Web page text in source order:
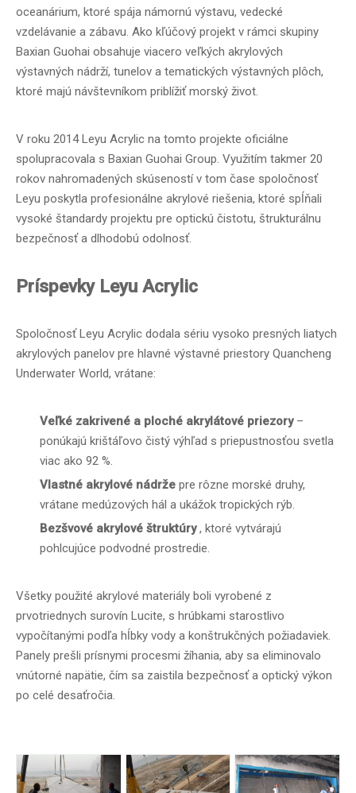
oceanárium, ktoré spája námornú výstavu, vedecké
vzdelávanie a zábavu. Ako kľúčový projekt v rámci skupiny
Baxian Guohai obsahuje viacero veľkých akrylových
výstavných nádrží, tunelov a tematických výstavných plôch,
ktoré majú návštevníkom priblížiť morský život.
V roku 2014 Leyu Acrylic na tomto projekte oficiálne
spolupracovala s Baxian Guohai Group. Využitím takmer 20
rokov nahromadených skúseností v tom čase spoločnosť
Leyu poskytla profesionálne akrylové riešenia, ktoré spĺňali
vysoké štandardy projektu pre optickú čistotu, štrukturálnu
bezpečnosť a dlhodobú odolnosť.
Príspevky Leyu Acrylic
Spoločnosť Leyu Acrylic dodala sériu vysoko presných liatych
akrylových panelov pre hlavné výstavné priestory Quancheng
Underwater World, vrátane:
Veľké zakrivené a ploché akrylátové priezory –
ponúkajú krištáľovo čistý výhľad s priepustnosťou svetla
viac ako 92 %.
Vlastné akrylové nádrže pre rôzne morské druhy,
vrátane medúzových hál a ukážok tropických rýb.
Bezšvové akrylové štruktúry, ktoré vytvárajú
pohlcujúce podvodné prostredie.
Všetky použité akrylové materiály boli vyrobené z
prvotriednych surovín Lucite, s hrúbkami starostlivo
vypočítanými podľa hĺbky vody a konštrukčných požiadaviek.
Panely prešli prísnymi procesmi žíhania, aby sa eliminovalo
vnútorné napätie, čím sa zaistila bezpečnosť a optický výkon
po celé desaťročia.